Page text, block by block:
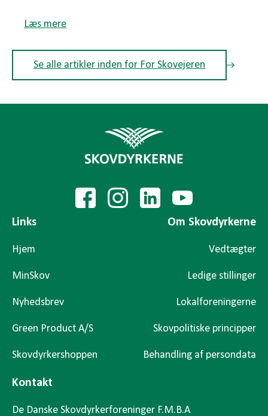
Læs mere
Se alle artikler inden for For Skovejeren
Links
Hjem
MinSkov
Nyhedsbrev
Green Product A/S
Skovdyrkershoppen
Om Skovdyrkerne
Vedtægter
Ledige stillinger
Lokalforeningerne
Skovpolitiske principper
Behandling af persondata
Kontakt
De Danske Skovdyrkerforeninger F.M.B.A